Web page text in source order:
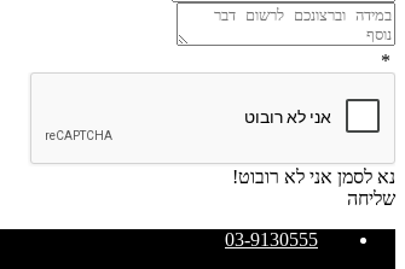
*
נא לסמן אני לא רובוט!
שליחה
03-9130555